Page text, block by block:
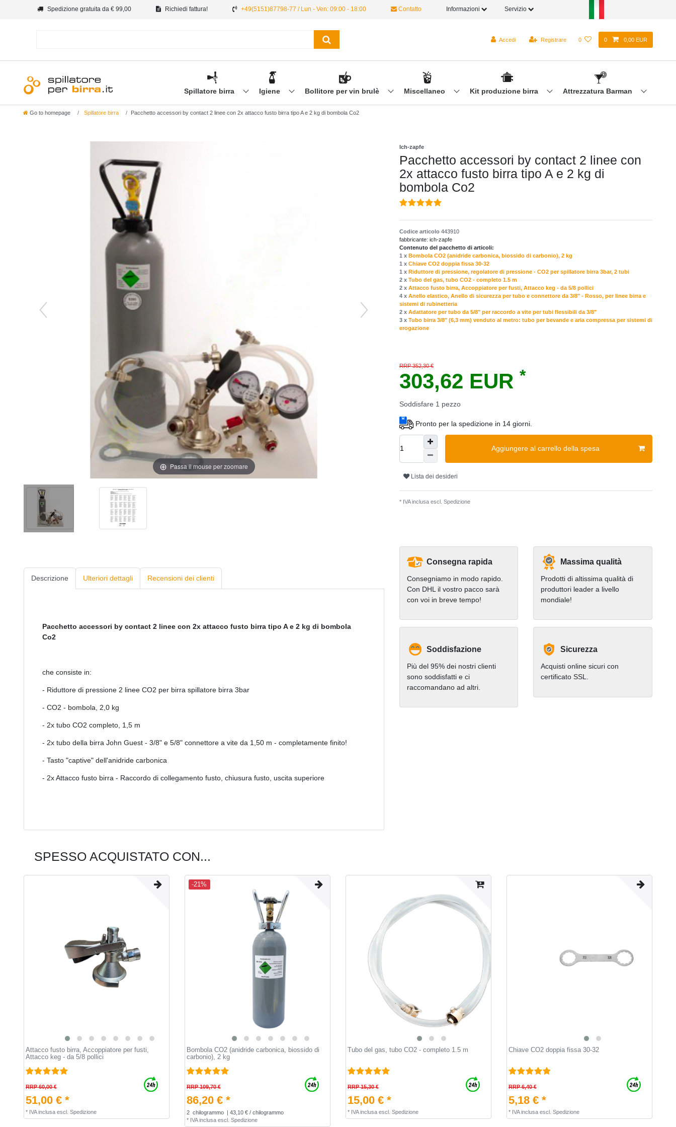
Spedizione gratuita da € 99,00 Richiedi fattura! +49(5151)87798-77 / Lun - Ven: 09:00 - 18:00 Contatto Informazioni Servizio
Accedi Registrare 0 0 0,00 EUR
Spillatore birra Igiene Bollitore per vin brulè Miscellaneo Kit produzione birra Attrezzatura Barman
Go to homepage Spillatore birra Pacchetto accessori by contact 2 linee con 2x attacco fusto birra tipo A e 2 kg di bombola Co2
Passa il mouse per zoomare
Ich-zapfe
Pacchetto accessori by contact 2 linee con
2x attacco fusto birra tipo A e 2 kg di
bombola Co2
Codice articolo 443910
fabbricante: ich-zapfe
Contenuto del pacchetto di articoli:
1 x Bombola CO2 (anidride carbonica, biossido di carbonio), 2 kg
1 x Chiave CO2 doppia fissa 30-32
1 x Riduttore di pressione, regolatore di pressione - CO2 per spillatore birra 3bar, 2 tubi
2 x Tubo del gas, tubo CO2 - completo 1.5 m
2 x Attacco fusto birra, Accoppiatore per fusti, Attacco keg - da 5/8 pollici
4 x Anello elastico, Anello di sicurezza per tubo e connettore da 3/8" - Rosso, per linee birra e
sistemi di rubinetteria
2 x Adattatore per tubo da 5/8" per raccordo a vite per tubi flessibili da 3/8"
3 x Tubo birra 3/8" (6,3 mm) venduto al metro: tubo per bevande e aria compressa per sistemi di
erogazione
RRP 352,30 €
303,62 EUR *
Soddisfare 1 pezzo
Pronto per la spedizione in 14 giorni.
Aggiungere al carrello della spesa
Lista dei desideri
* IVA inclusa escl. Spedizione
Descrizione Ulteriori dettagli Recensioni dei clienti
Pacchetto accessori by contact 2 linee con 2x attacco fusto birra tipo A e 2 kg di bombola
Co2
che consiste in:
- Riduttore di pressione 2 linee CO2 per birra spillatore birra 3bar
- CO2 - bombola, 2,0 kg
- 2x tubo CO2 completo, 1,5 m
- 2x tubo della birra John Guest - 3/8" e 5/8" connettore a vite da 1,50 m - completamente finito!
- Tasto "captive" dell'anidride carbonica
- 2x Attacco fusto birra - Raccordo di collegamento fusto, chiusura fusto, uscita superiore
Consegna rapida
Consegniamo in modo rapido.
Con DHL il vostro pacco sarà
con voi in breve tempo!
Massima qualità
Prodotti di altissima qualità di
produttori leader a livello
mondiale!
Soddisfazione
Più del 95% dei nostri clienti
sono soddisfatti e ci
raccomandano ad altri.
Sicurezza
Acquisti online sicuri con
certificato SSL.
SPESSO ACQUISTATO CON...
Attacco fusto birra, Accoppiatore per fusti,
Attacco keg - da 5/8 pollici
RRP 60,00 €
51,00 € *
* IVA inclusaescl. Spedizione
-21%
Bombola CO2 (anidride carbonica, biossido di
carbonio), 2 kg
RRP 109,70 €
86,20 € *
2 chilogrammo
| 43,10 € / chilogrammo
* IVA inclusaescl. Spedizione
Tubo del gas, tubo CO2 - completo 1.5 m
RRP 15,30 €
15,00 € *
* IVA inclusaescl. Spedizione
Chiave CO2 doppia fissa 30-32
RRP 6,40 €
5,18 € *
* IVA inclusaescl. Spedizione